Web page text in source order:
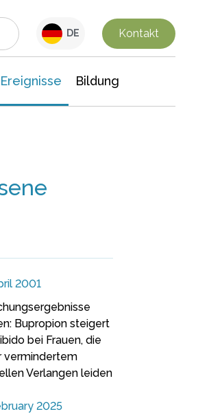
DE Kontakt
Bildung
2001
Bupropion steigert
bei Frauen, die
vermindertem
Verlangen leiden
2025